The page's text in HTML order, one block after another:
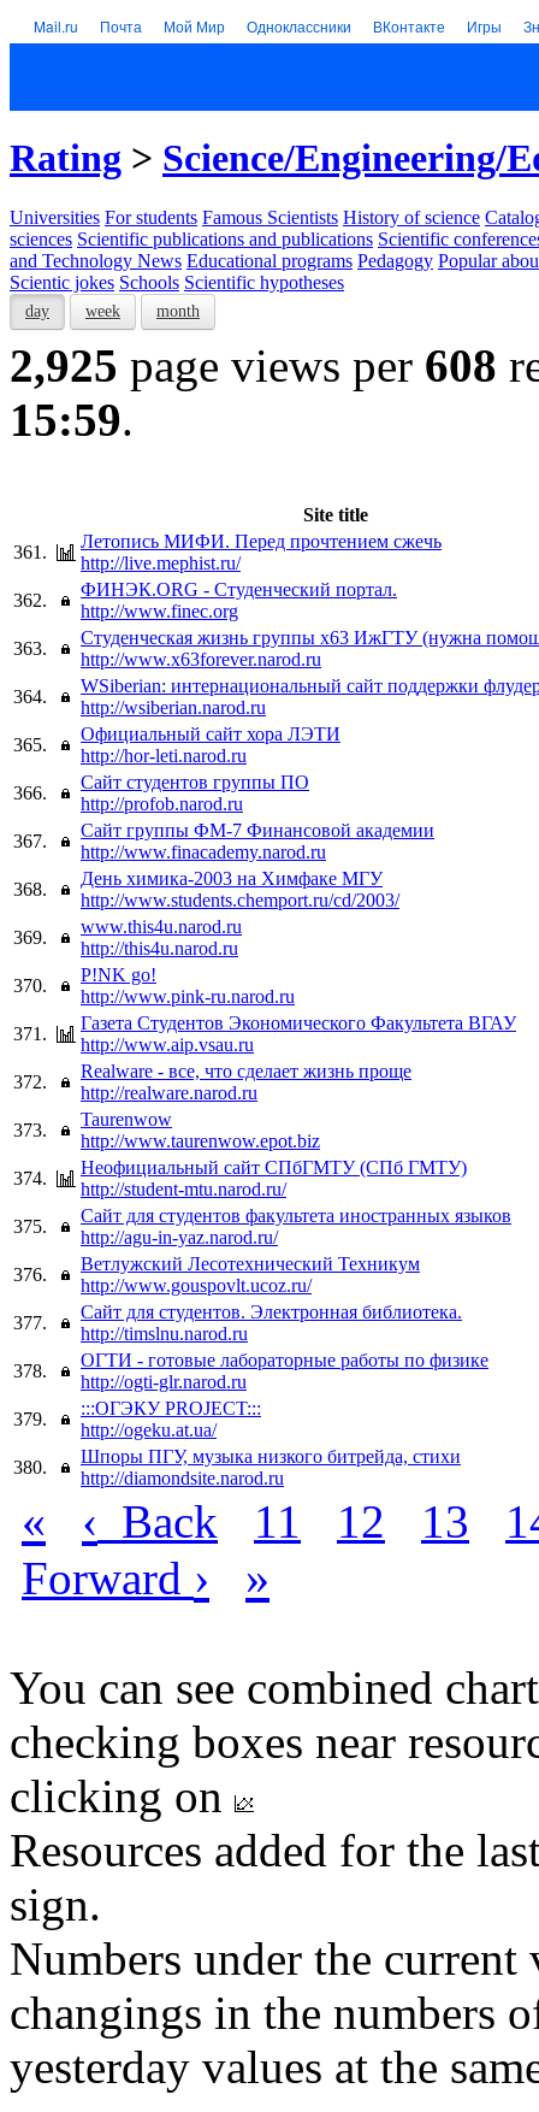
Mail.ru Почта Мой Мир Одноклассники ВКонтакте Игры
Rating > Science/Engineering/
Universities For students Famous Scientists History of science
sciences Scientific publications and publications Scientific
and Technology News Educational programs Pedagogy Popular
Scientic jokes Schools Scientific hypotheses
day week month
2,925 page views per 608
15:59.
Site title
361.
Летопись МИФИ. Перед прочтением сжечь
http://live.mephist.ru/
362.
ФИНЭК.ORG - Студенческий портал.
http://www.finec.org
363.
Студенческая жизнь группы x63 ИжГТУ (нужна
http://www.x63forever.narod.ru
364.
WSiberian: интернациональный сайт поддержки
http://wsiberian.narod.ru
365.
Официальный сайт хора ЛЭТИ
http://hor-leti.narod.ru
366.
Сайт студентов группы ПО
http://profob.narod.ru
367.
Сайт группы ФМ-7 Финансовой академии
http://www.finacademy.narod.ru
368.
День химика-2003 на Химфаке МГУ
http://www.students.chemport.ru/cd/2003/
369.
www.this4u.narod.ru
http://this4u.narod.ru
370.
P!NK go!
http://www.pink-ru.narod.ru
371.
Газета Студентов Экономического Факультета ВГАУ
http://www.aip.vsau.ru
372.
Realware - все, что сделает жизнь проще
http://realware.narod.ru
373.
Taurenwow
http://www.taurenwow.epot.biz
374.
Неофициальный сайт СПбГМТУ (СПб ГМТУ)
http://student-mtu.narod.ru/
375.
Сайт для студентов факультета иностранных языков
http://agu-in-yaz.narod.ru/
376.
Ветлужский Лесотехнический Техникум
http://www.gouspovlt.ucoz.ru/
377.
Сайт для студентов. Электронная библиотека.
http://timslnu.narod.ru
378.
ОГТИ - готовые лабораторные работы по физике
http://ogti-glr.narod.ru
379.
:::ОГЭКУ PROJECT:::
http://ogeku.at.ua/
380.
Шпоры ПГУ, музыка низкого битрейда, стихи
http://diamondsite.narod.ru
« ‹ Back 11 12 13
Forward › »
You can see combined
checking boxes near
clicking on
Resources added for the
sign.
Numbers under the
changings in the numbers
yesterday values at the